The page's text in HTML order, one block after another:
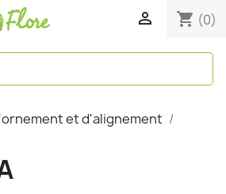
 shopping_cart (0)
et d'alignement